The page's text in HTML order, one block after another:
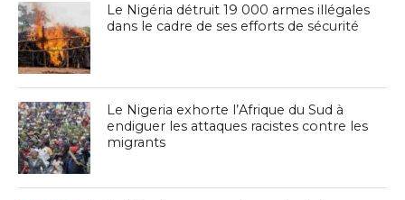
Le Nigéria détruit 19 000 armes illégales
dans le cadre de ses efforts de sécurité
Le Nigeria exhorte l’Afrique du Sud à
endiguer les attaques racistes contre les
migrants